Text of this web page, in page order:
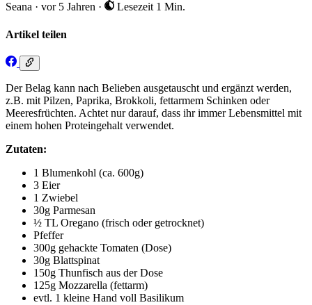
Seana · vor 5 Jahren · Lesezeit 1 Min.
Artikel teilen
Der Belag kann nach Belieben ausgetauscht und ergänzt werden,
z.B. mit Pilzen, Paprika, Brokkoli, fettarmem Schinken oder
Meeresfrüchten. Achtet nur darauf, dass ihr immer Lebensmittel mit
einem hohen Proteingehalt verwendet.
Zutaten:
1 Blumenkohl (ca. 600g)
3 Eier
1 Zwiebel
30g Parmesan
½ TL Oregano (frisch oder getrocknet)
Pfeffer
300g gehackte Tomaten (Dose)
30g Blattspinat
150g Thunfisch aus der Dose
125g Mozzarella (fettarm)
evtl. 1 kleine Hand voll Basilikum